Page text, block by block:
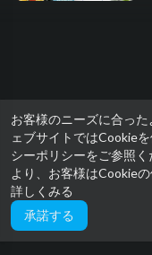
お客様のニーズに合っ
ェブサイトではCookie
シーポリシーをご参照
より、お客様はCookie
詳しくみる
承諾する